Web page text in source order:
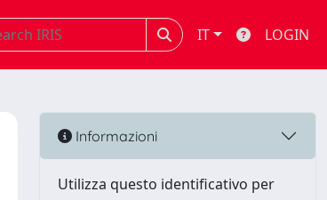
IT LOGIN
Informazioni
Utilizza questo identificativo per